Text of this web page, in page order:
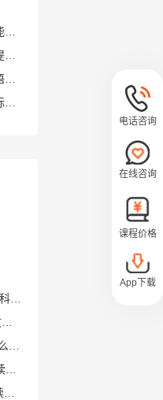
VIPKID 如何培养孩子紧急英语能力？
VIPKID 如何通过餐厅点餐教学提升少儿英语应用能力？
VIPKID 如何用酒店场景革新英语教学？
VIPKID 如何用英语日记培养国际化人才？
暑假英语班何时报？黄金时段与科学规划解析
AI 英语测评靠谱吗？技术与人文如何平衡
austin 是什么意思_austin 怎么读_音标ˈɔ-stɪn
grade是什么意思_grade翻译_读音_用法_翻译
电话咨询
在线咨询
课程价格
App下载